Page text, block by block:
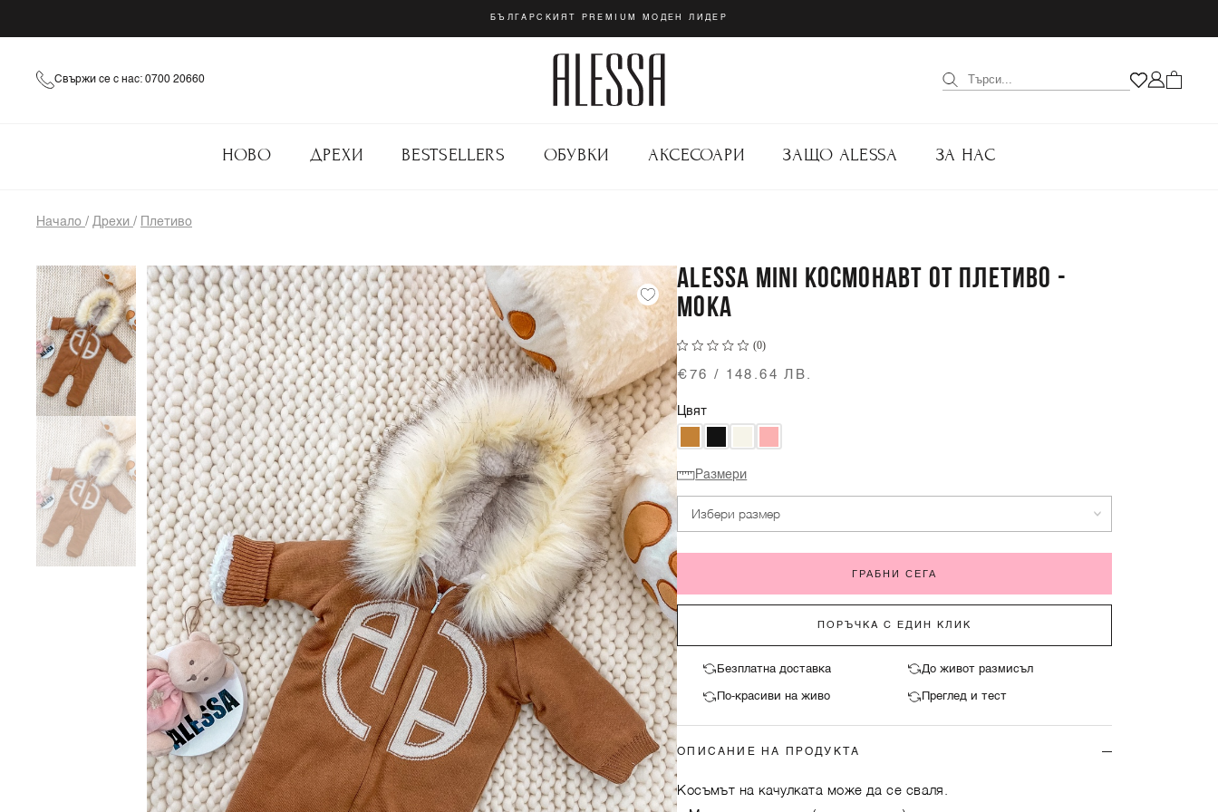
БЪЛГАРСКИЯТ PREMIUM МОДЕН ЛИДЕР
Свържи се с нас: 0700 20660
НОВО ДРЕХИ BESTSELLERS ОБУВКИ АКСЕСОАРИ ЗАЩО ALESSA ЗА НАС
Начало / Дрехи / Плетиво
ОЩЕ ОТ РОМПЪРИ
ALESSA MINI КОСМОНАВТ ОТ ПЛЕТИВО -
МОКА
(0)
€76 / 148.64 ЛВ.
Цвят
Размери
Избери размер
ГРАБНИ СЕГА
ПОРЪЧКА С ЕДИН КЛИК
Безплатна доставка До живот размисъл
По-красиви на живо Преглед и тест
ОПИСАНИЕ НА ПРОДУКТА
Косъмът на качулката може да се сваля.